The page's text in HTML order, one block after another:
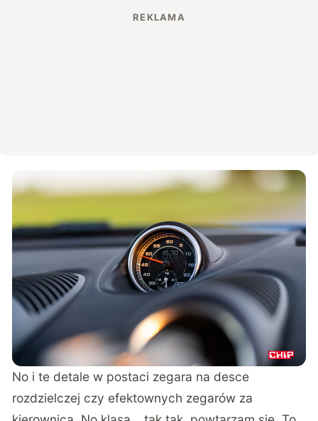
No i te detale w postaci zegara na desce
rozdzielczej czy efektownych zegarów za